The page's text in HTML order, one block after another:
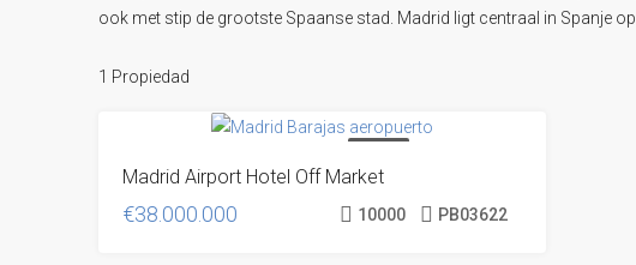
ook met stip de grootste Spaanse stad. Madrid ligt centraal in Spanje op
1 Propiedad
Madrid Airport Hotel Off Market
€38.000.000 10000 PB03622